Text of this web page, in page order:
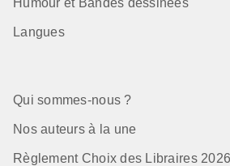
Langues
Qui sommes-nous ?
Nos auteurs à la une
Règlement Choix des Libraires 2026